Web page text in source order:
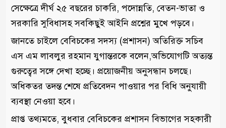
সেক্ষেত্রে দীর্ঘ ২৫ বছরের চাকরি, পদোন্নতি, বেতন-ভাতা ও
সরকারি সুবিধাসহ সবকিছুই আইনি প্রশ্নের মুখে পড়বে।
জানতে চাইলে বেবিচকের সদস্য (প্রশাসন) অতিরিক্ত সচিব
এস এম লাবলুর রহমান যুগান্তরকে বলেন,অভিযোগটি অত্যন্ত
গুরুত্বের সঙ্গে দেখা হচ্ছে। প্রয়োজনীয় অনুসন্ধান চলছে।
অধিকতর তদন্ত শেষে প্রতিবেদন পাওয়ার পর বিধি অনুযায়ী
ব্যবস্থা নেওয়া হবে।
প্রাপ্ত তথ্যমতে, বুধবার বেবিচকের প্রশাসন বিভাগের সহকারী